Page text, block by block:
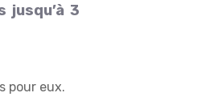
3
pour eux.